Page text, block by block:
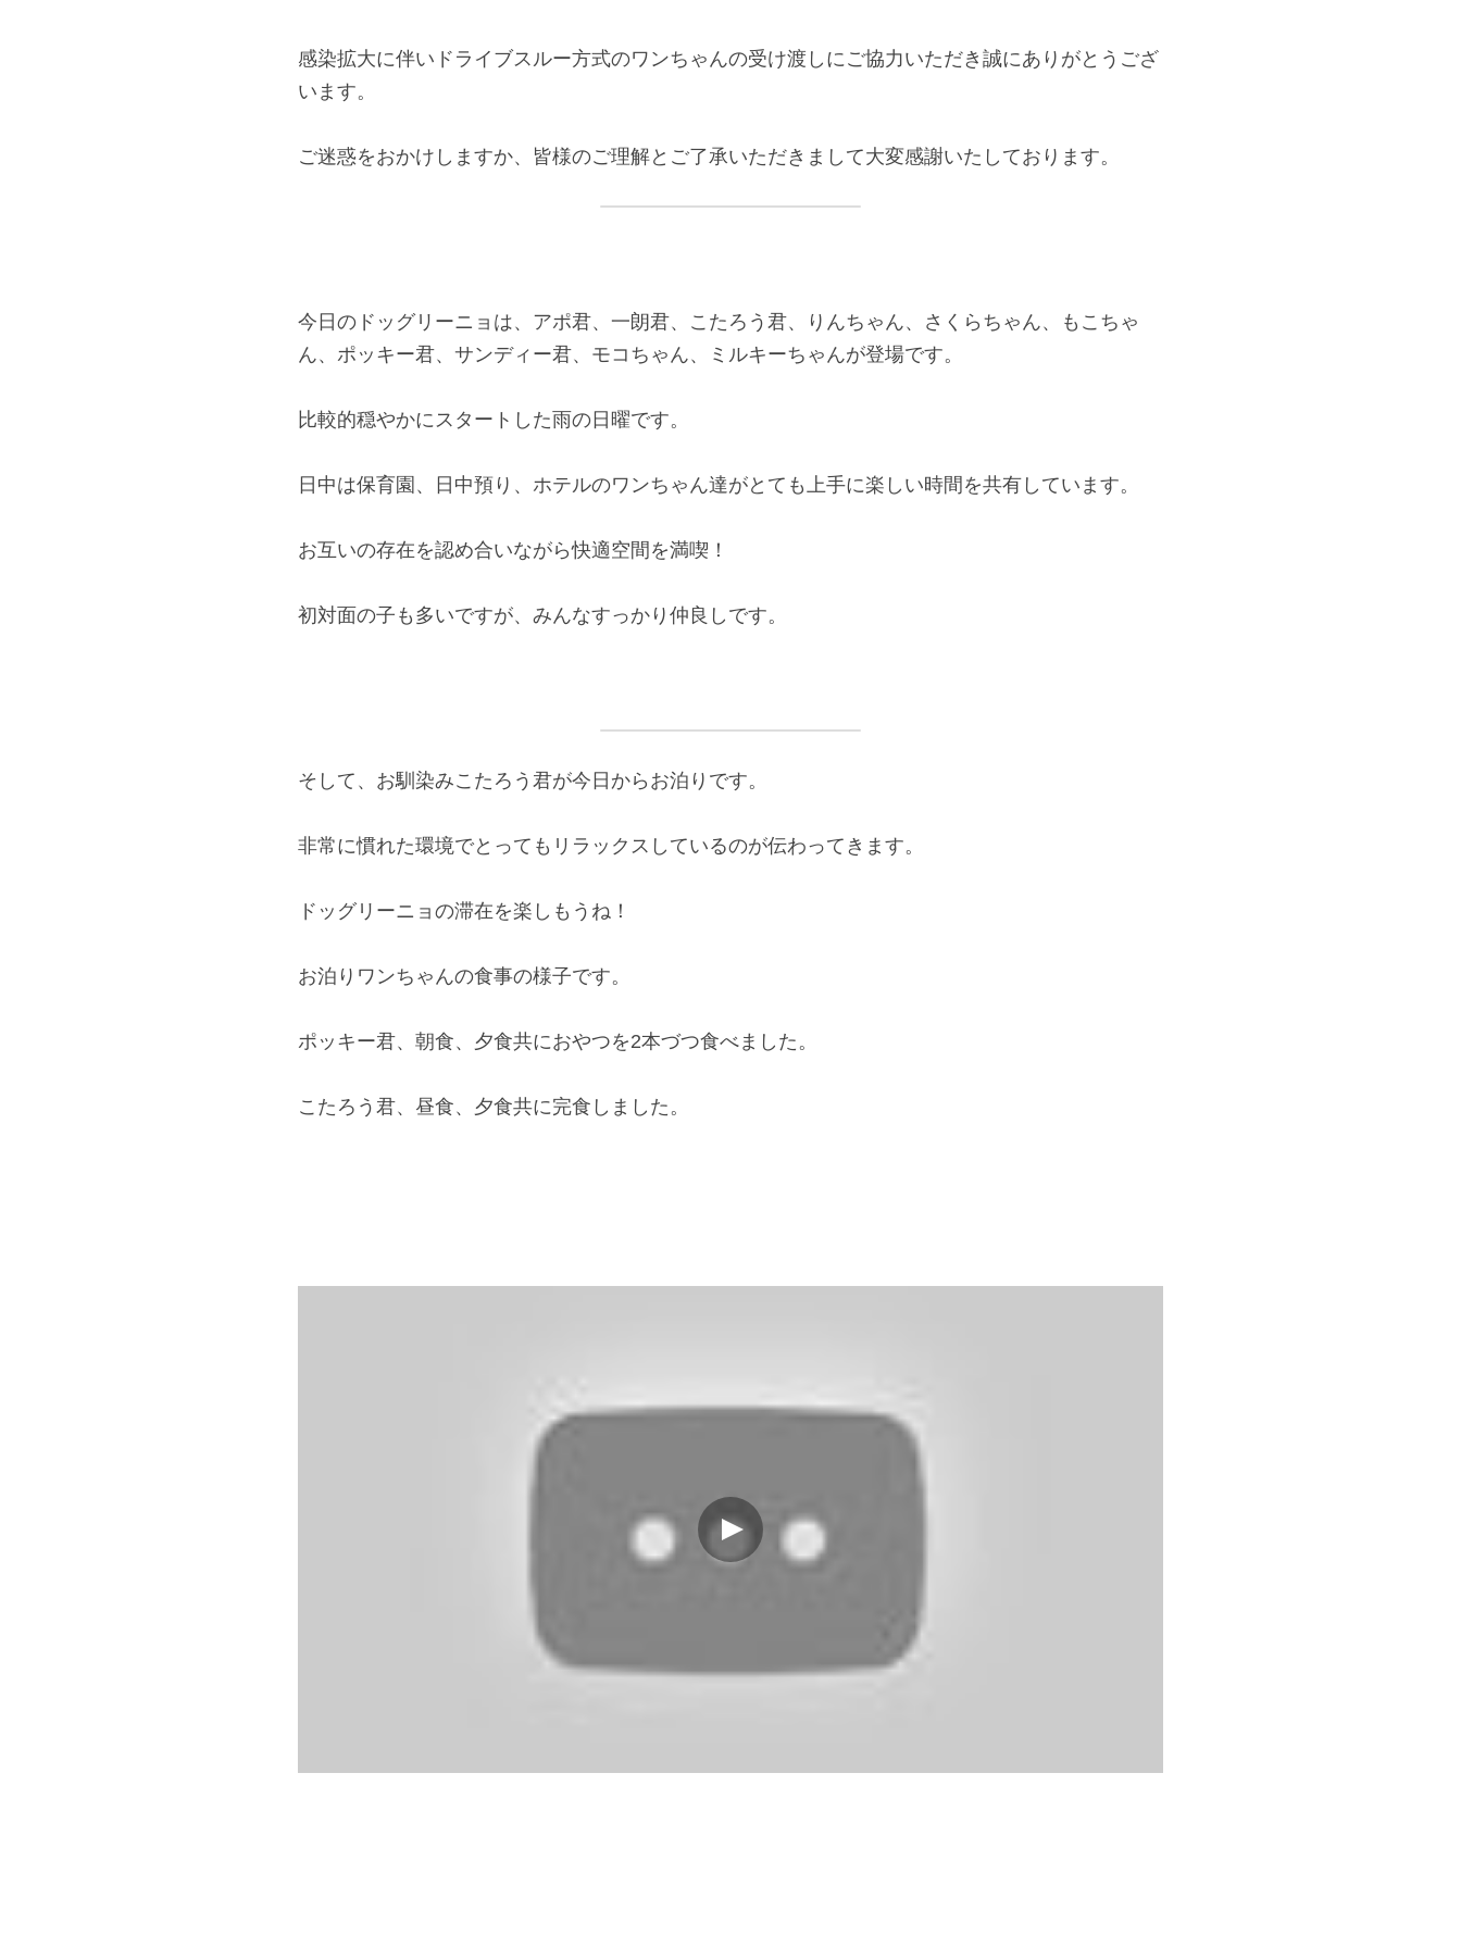
感染拡大に伴いドライブスルー方式のワンちゃんの受け渡しにご協力いただき誠にありがとうござ
います。
ご迷惑をおかけしますか、皆様のご理解とご了承いただきまして大変感謝いたしております。
今日のドッグリーニョ は、アポ君、一朗君、こたろう君、りんちゃん、さくらちゃん、もこちゃ
ん、ポッキー君、サンディー君、モコちゃん、ミルキーちゃんが登場です。
比較的穏やかにスタートした雨の日曜です。
日中は保育園、日中預り、ホテルのワンちゃん達がとても上手に楽しい時間を共有しています。
お互いの存在を認め合いながら快適空間を満喫！
初対面の子も多いですが、みんなすっかり仲良しです。
そして、お馴染みこたろう君が今日からお泊りです。
非常に慣れた環境でとってもリラックスしているのが伝わってきます。
ドッグリーニョ の滞在を楽しもうね！
お泊りワンちゃんの食事の様子です。
ポッキー君、朝食、夕食共におやつを2本づつ食べました。
こたろう君、昼食、夕食共に完食しました。